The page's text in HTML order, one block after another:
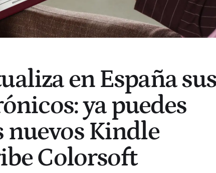
en España
ya puedes
nuevos Kindle
Colorsoft